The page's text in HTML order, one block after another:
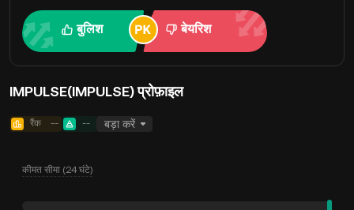
बुलिश बेयरिश
IMPULSE(IMPULSE) प्रोफ़ाइल
रैंक -- -- बड़ा करें
कीमत सीमा (24 घंटे)